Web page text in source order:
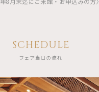
SCHEDULE
フェア当日の流れ